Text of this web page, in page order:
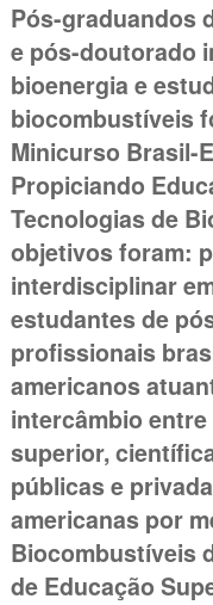
Pós-graduandos
e pós-doutorado
bioenergia e
biocombustíveis
Minicurso Brasil-
Propiciando
Tecnologias de
objetivos foram:
interdisciplinar
estudantes de
profissionais
americanos
intercâmbio
superior,
públicas e
americanas por
Biocombustíveis
de Educação